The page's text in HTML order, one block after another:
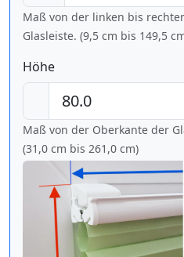
Maß von der linken bis
Glasleiste. (9,5 cm bis 149,5
Höhe
Maß von der Oberkante der
(31,0 cm bis 261,0 cm)